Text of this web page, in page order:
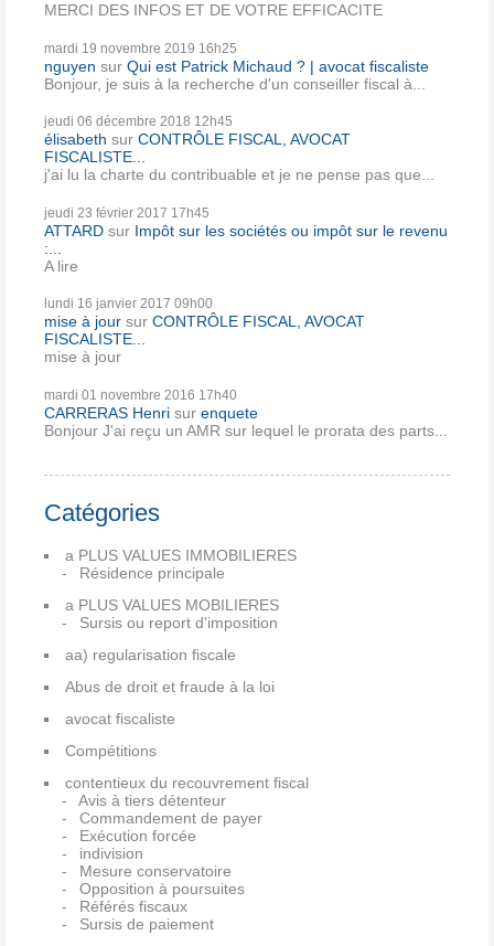
MERCI DES INFOS ET DE VOTRE EFFICACITE
mardi 19 novembre 2019 16h25
nguyen sur Qui est Patrick Michaud ? | avocat fiscaliste
Bonjour, je suis à la recherche d'un conseiller fiscal à...
jeudi 06 décembre 2018 12h45
élisabeth sur CONTRÔLE FISCAL, AVOCAT
FISCALISTE...
j'ai lu la charte du contribuable et je ne pense pas que...
jeudi 23 février 2017 17h45
ATTARD sur Impôt sur les sociétés ou impôt sur le revenu
:...
A lire
lundi 16 janvier 2017 09h00
mise à jour sur CONTRÔLE FISCAL, AVOCAT
FISCALISTE...
mise à jour
mardi 01 novembre 2016 17h40
CARRERAS Henri sur enquete
Bonjour J'ai reçu un AMR sur lequel le prorata des parts...
Catégories
a PLUS VALUES IMMOBILIERES
Résidence principale
a PLUS VALUES MOBILIERES
Sursis ou report d'imposition
aa) regularisation fiscale
Abus de droit et fraude à la loi
avocat fiscaliste
Compétitions
contentieux du recouvrement fiscal
Avis à tiers détenteur
Commandement de payer
Exécution forcée
indivision
Mesure conservatoire
Opposition à poursuites
Référés fiscaux
Sursis de paiement